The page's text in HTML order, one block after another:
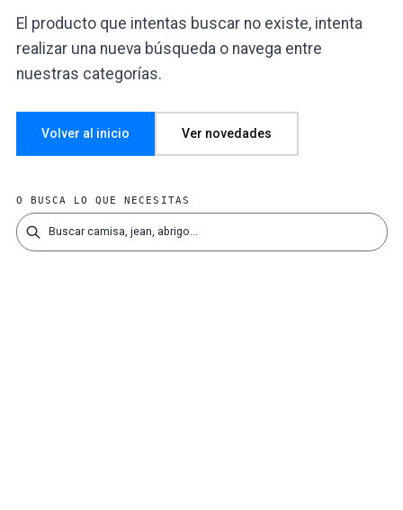
El producto que intentas buscar no existe, intenta
realizar una nueva búsqueda o navega entre
nuestras categorías.
Volver al inicio Ver novedades
O BUSCA LO QUE NECESITAS